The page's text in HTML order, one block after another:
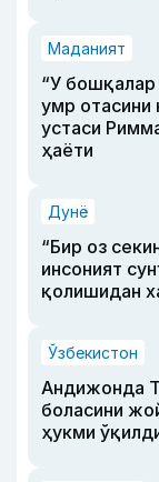
Маданият
“У бошқалар
умр отасини
устаси
ҳаёти
Дунё
“Бир оз
инсоният
қолишидан
Ўзбекистон
Андижонда
боласини
ҳукми